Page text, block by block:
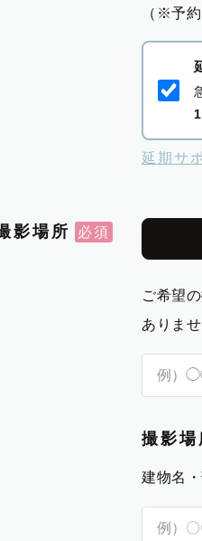
（※予
延期サ
影場所
ご希望
ありま
撮影場
建物名